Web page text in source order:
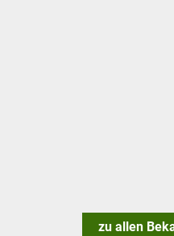
zu allen